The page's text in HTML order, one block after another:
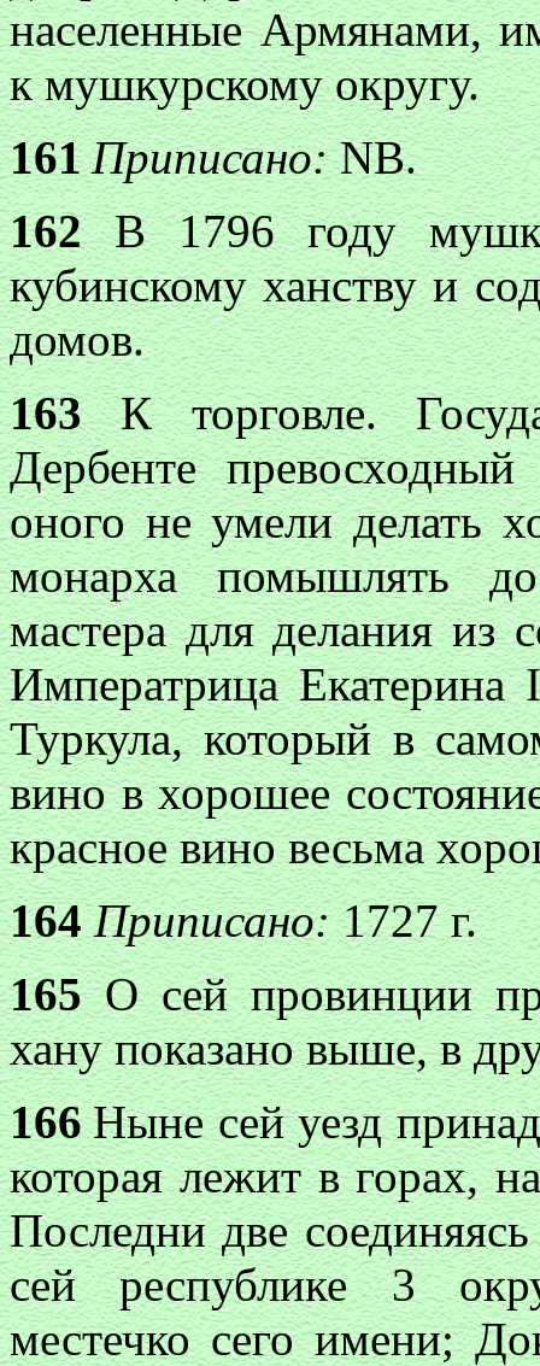
населенные Армянами,
к мушкурскому округу.
161Приписано:NB.
162В 1796 году
кубинскому ханству и
домов.
163
К торговле.
Дербенте
оного не умели делать
монарха помышлять
мастера для делания из
Императрица Екатерина
Туркула, который в
вино в хорошее
красное вино весьма
164 Приписано:1727 г.
165О сей провинции
хану показано выше, в
166 Ныне сей уезд
которая лежит в горах,
Последни две
сей республике 3
местечко сего имени;